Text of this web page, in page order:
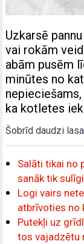
Uzkarsē
vai rokām
abām pusēm
minūtes no
ka kotletes
Šobrīd daudzi lasa
Salāti tikai no
sanāk tik
Logi vairs
atbrīvoties no
Putekļi uz
tos vajadzētu